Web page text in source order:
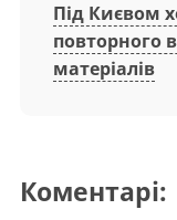
Під Києвом
повторного
матеріалів
Коментарі: